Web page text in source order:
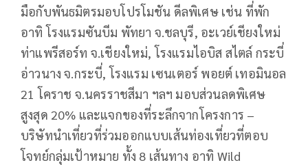
มือกับพันธมิตรมอบโปรโมชัน ดีลพิเศษ เช่น ที่พัก
อาทิ โรงแรมซันบีม พัทยา จ.ชลบุรี, อะเวย์เชียงใหม่
ท่าแพรีสอร์ท จ.เชียงใหม่, โรงแรมไอบิส สไตล์ กระบี่
อ่าวนาง จ.กระบี่, โรงแรม เซนเตอร์ พอยต์ เทอมินอล
21 โคราช จ.นครราชสีมา ฯลฯ มอบส่วนลดพิเศษ
สูงสุด 20% และแจกของที่ระลึกจากโครงการ –
บริษัทนำเที่ยวที่ร่วมออกแบบเส้นท่องเที่ยวที่ตอบ
โจทย์กลุ่มเป้าหมาย ทั้ง 8 เส้นทาง อาทิ Wild